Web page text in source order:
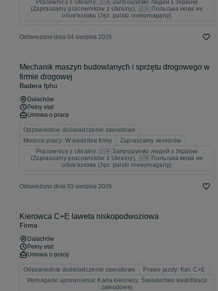
Pracownicy z Ukrainy: 🇺🇦 Запрошуємо людей з України
(Zapraszamy pracowników z Ukrainy), 🇺🇦 Польська мова не
обов'язкова (Jęz. polski niewymagany)
Odświeżono dnia 04 sierpnia 2026
Mechanik maszyn budowlanych i sprzętu drogowego w
firmie drogowej
Badera fphu
Dalachów
Pełny etat
Umowa o pracę
Odpowiednie doświadczenie zawodowe
Miejsce pracy: W siedzibie firmy
Zapraszamy seniorów
Pracownicy z Ukrainy: 🇺🇦 Запрошуємо людей з України
(Zapraszamy pracowników z Ukrainy), 🇺🇦 Польська мова не
обов'язкова (Jęz. polski niewymagany)
Odświeżono dnia 03 sierpnia 2026
Kierowca C+E laweta niskopodwoziowa
Firma
Dalachów
Pełny etat
Umowa o pracę
Odpowiednie doświadczenie zawodowe
Prawo jazdy: Kat. C+E
Wymagane uprawnienia: Karta kierowcy, Świadectwo kwalifikacji
zawodowej